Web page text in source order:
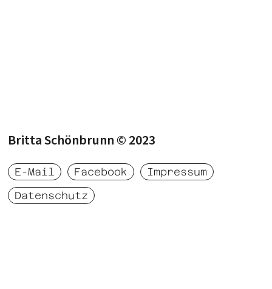
Britta Schönbrunn © 2023‍
E-Mail Facebook
Impressum
Datenschutz